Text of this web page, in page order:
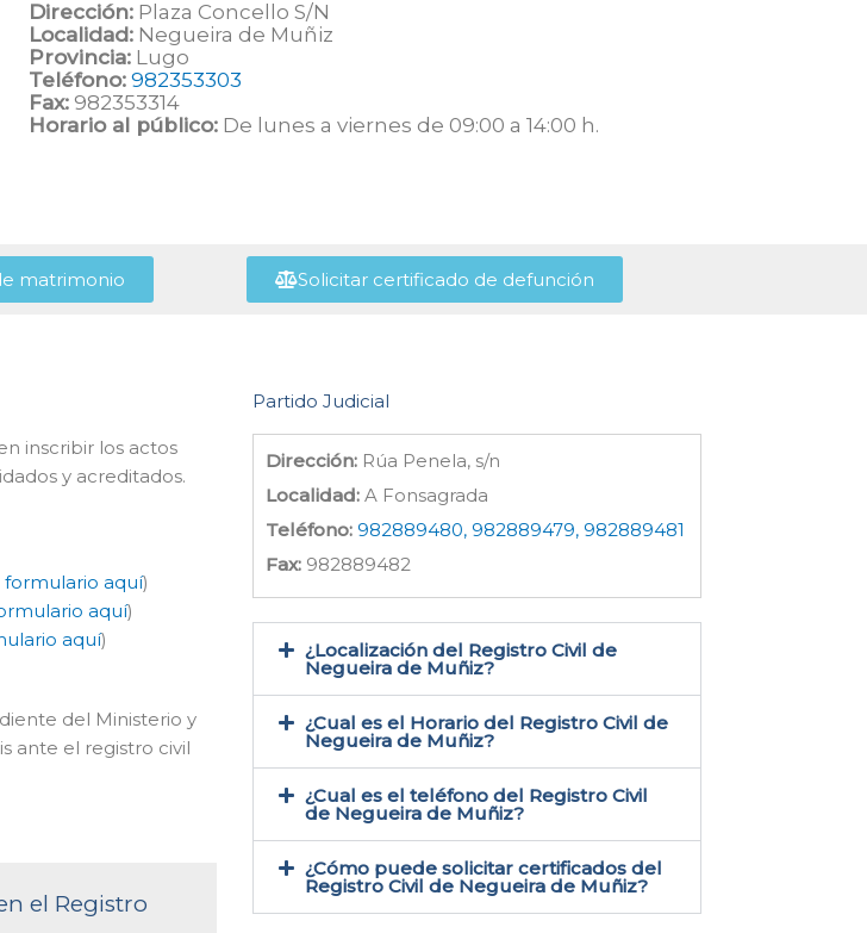
Dirección: Plaza Concello S/N
Localidad: Negueira de Muñiz
Provincia: Lugo
Teléfono: 982353303
Fax: 982353314
Horario al público: De lunes a viernes de 09:00 a 14:00 h.
matrimonio Solicitar certificado de defunción
inscribir los actos
y acreditados.
formulario aquí)
aquí)
aquí)
del Ministerio y
ante el registro civil
el Registro
Partido Judicial
Dirección: Rúa Penela, s/n
Localidad: A Fonsagrada
Teléfono: 982889480, 982889479, 982889481
Fax: 982889482
¿Localización del Registro Civil de
Negueira de Muñiz​?
¿Cual es el Horario del Registro Civil de
Negueira de Muñiz?
¿Cual es el teléfono del Registro Civil
de Negueira de Muñiz​?
¿Cómo puede solicitar certificados del
Registro Civil de Negueira de Muñiz​?